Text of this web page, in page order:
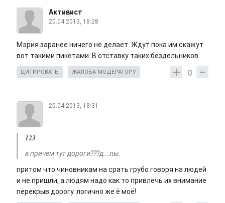
Активист
20.04.2013, 18:28
Мэрия заранее ничего не делает. Ждут пока им скажут
вот такими пикетами. В отставку таких бездельников
0
ЦИТИРОВАТЬ ЖАЛОБА МОДЕРАТОРУ
20.04.2013, 18:31
123
а причем тут дороги???д...лы.
притом что чиновникам на срать грубо говоря на людей
и не пришли, а людям надо как то привлечь их внимание
перекрыв дорогу. логично же ё моё!